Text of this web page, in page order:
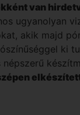
van
ugyanolyan
akik majd
ki